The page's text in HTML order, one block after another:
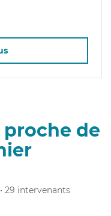
de
29 intervenants